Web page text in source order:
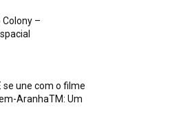
Colony –
se une com o filme
AranhaTM: Um